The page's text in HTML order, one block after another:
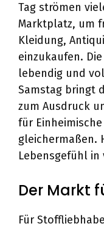
Tag strömen
Marktplatz, um
Kleidung,
einzukaufen.
lebendig und
Samstag bringt
zum Ausdruck
für
gleichermaßen.
Lebensgefühl in
Der Markt
Für